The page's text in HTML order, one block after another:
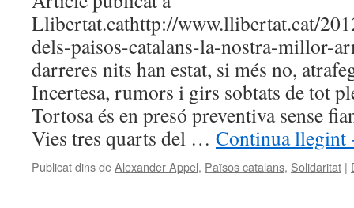
Llibertat.cathttp://www.llibertat.cat/
dels-paisos-catalans-la-nostra-millor-
darreres nits han estat, si més no,
Incertesa, rumors i girs sobtats de tot
Tortosa és en presó preventiva sense
Vies tres quarts del … Continua llegint
Publicat dins deAlexander Appel, Països catalans, Solidaritat |